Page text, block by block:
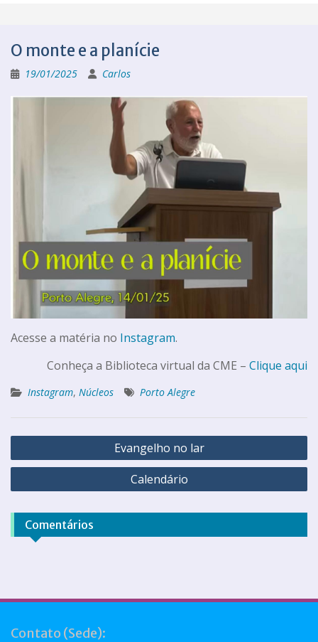
O monte e a planície
19/01/2025 Carlos
Acesse a matéria no Instagram.
Conheça a Biblioteca virtual da CME – Clique aqui
Instagram, Núcleos Porto Alegre
Evangelho no lar
Calendário
Comentários
Contato (Sede):